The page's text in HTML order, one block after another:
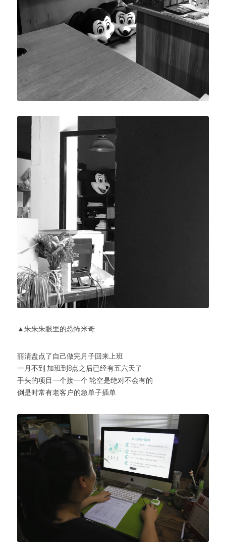
▲朱朱朱眼里的恐怖米奇
丽清盘点了自己做完月子回来上班
一月不到 加班到8点之后已经有五六天了
手头的项目一个接一个 轮空是绝对不会有的
倒是时常有老客户的急单子插单